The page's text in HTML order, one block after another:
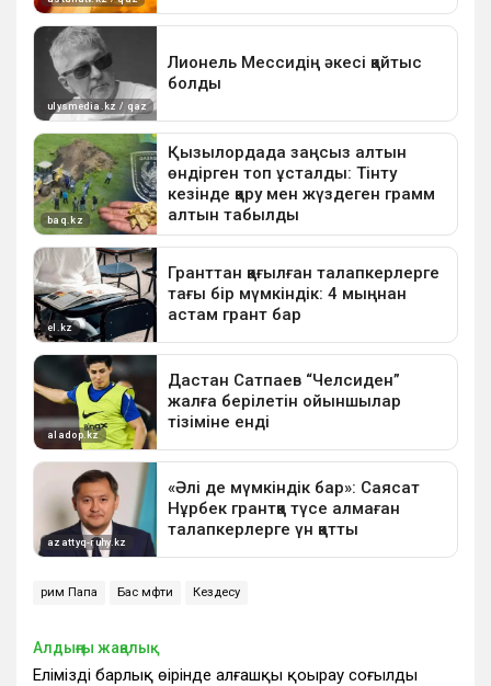
рим Папа Бас мүфти Кездесу
Алдыңғы жаңалық
Еліміздің барлық өңірінде алғашқы қоңырау соғылды